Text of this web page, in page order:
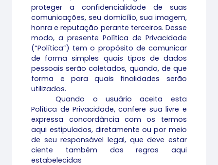
proteger a confidencialidade de suas
comunicações, seu domicílio, sua imagem,
honra e reputação perante terceiros. Desse
modo, a presente Política de Privacidade
(“Política”) tem o propósito de comunicar
de forma simples quais tipos de dados
pessoais serão coletados, quando, de que
forma e para quais finalidades serão
utilizados.
Quando o usuário aceita esta
Política de Privacidade, confere sua livre e
expressa concordância com os termos
aqui estipulados, diretamente ou por meio
de seu responsável legal, que deve estar
ciente também das regras aqui
estabelecidas